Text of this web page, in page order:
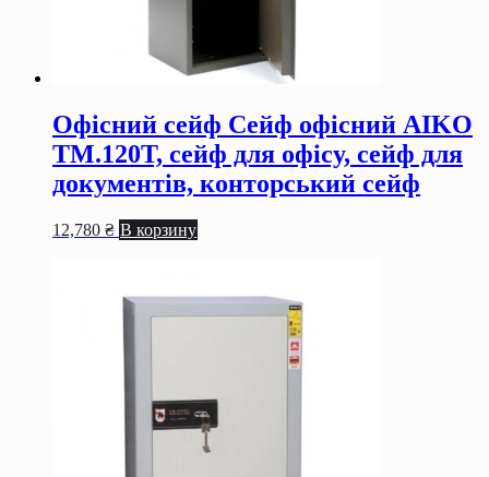
Офісний сейф Сейф офiсний AIKO
TM.120Т, сейф для офiсу, сейф для
документiв, конторський сейф
12,780 ₴ В корзину